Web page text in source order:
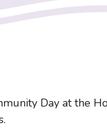
Day at the